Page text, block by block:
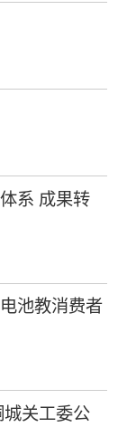
系 成果转
池教消费者
关工委公